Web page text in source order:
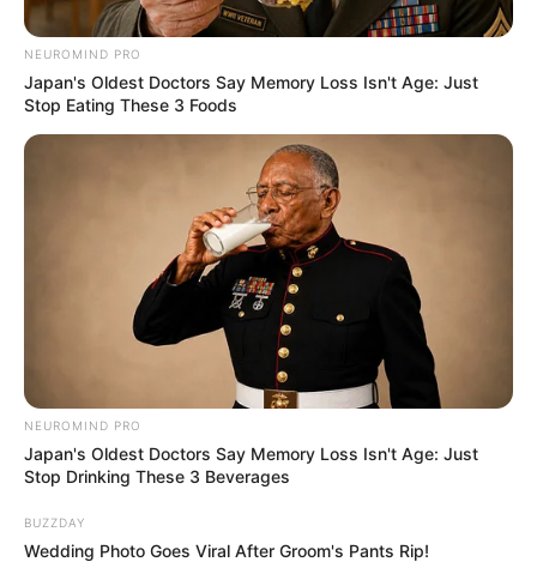
TRANSMILENIO
Persecución de película de un
TransMilenio; esto fue lo que pasó en
SIMULACRO
Galán dio balance del
simulacro en Bogotá:
vidas"
NORTE DE SANTANDER
NEUROMIND PRO
Japan's Oldest Doctors Say Memory Loss Isn't Age: Just
Stop Eating These 3 Foods
NEUROMIND PRO
Japan's Oldest Doctors Say Memory Loss Isn't Age: Just
Stop Drinking These 3 Beverages
BUZZDAY
Wedding Photo Goes Viral After Groom's Pants Rip!